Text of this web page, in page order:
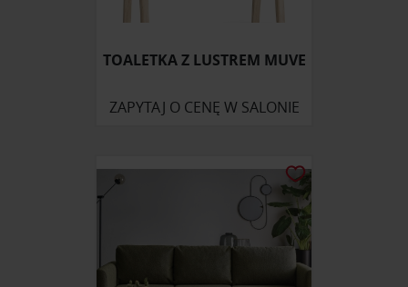
TOALETKA Z LUSTREM MUVE
ZAPYTAJ O CENĘ W SALONIE